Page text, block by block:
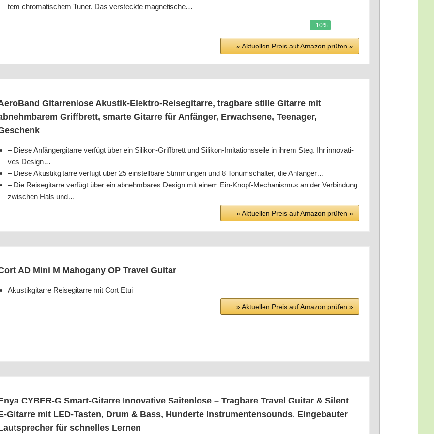
tem chro­ma­ti­schem Tuner. Das ver­steck­te magnetische…
−10%
» Aktu­el­len Preis auf Ama­zon prü­fen »
Gitar­ren­lo­se Akus­tik-Elek­tro-Rei­se­gi­tar­re, trag­ba­re stil­le Gitar­re mit
Griff­brett, smar­te Gitar­re für Anfän­ger, Erwach­se­ne, Teen­ager,
– Die­se Anfän­ger­gi­tar­re ver­fügt über ein Sili­kon-Griff­brett und Sili­kon-Imi­ta­ti­ons­sei­le in ihrem Steg. Ihr inno­va­ti­
ves Design…
– Die­se Akus­tik­gi­tar­re ver­fügt über 25 ein­stell­ba­re Stim­mun­gen und 8 Ton­um­schal­ter, die Anfänger…
– Die Rei­se­gi­tar­re ver­fügt über ein abnehm­ba­res Design mit einem Ein-Knopf-Mecha­nis­mus an der Ver­bin­dung
zwi­schen Hals und…
» Aktu­el­len Preis auf Ama­zon prü­fen »
AD Mini M Maho­ga­ny OP Tra­vel Guitar
Akus­tik­gi­tar­re Rei­se­gi­tar­re mit Cort Etui
» Aktu­el­len Preis auf Ama­zon prü­fen »
CYBER‑G Smart-Gitar­re Inno­va­ti­ve Sai­ten­lo­se – Trag­ba­re Tra­vel Gui­tar & Silent
mit LED-Tas­ten, Drum & Bass, Hun­der­te Instru­men­ten­sounds, Ein­ge­bau­ter
für schnel­les Lernen